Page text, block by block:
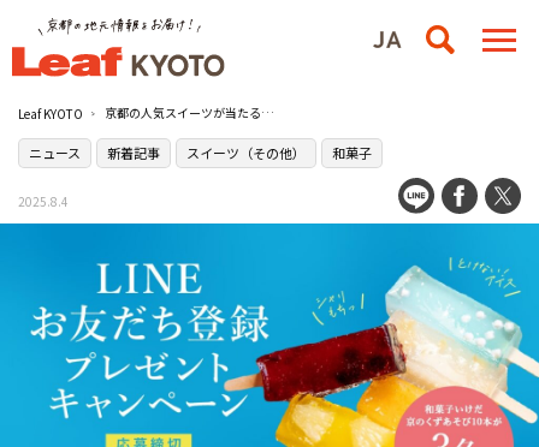
Leaf KYOTO 京都の人気スイーツが当たる！Leaf KYOTO公式LINE『お友だち登録プレゼントキャンペーン』がスタート！
ニュース 新着記事 スイーツ（その他） 和菓子
2025.8.4